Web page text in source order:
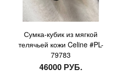
Сумка-кубик из мягкой
телячьей кожи Celine #PL-
79783
46000 РУБ.